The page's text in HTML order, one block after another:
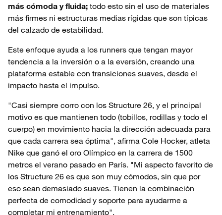
más cómoda y fluida; todo esto sin el uso de materiales
más firmes ni estructuras medias rígidas que son típicas
del calzado de estabilidad.
Este enfoque ayuda a los runners que tengan mayor
tendencia a la inversión o a la eversión, creando una
plataforma estable con transiciones suaves, desde el
impacto hasta el impulso.
"Casi siempre corro con los Structure 26, y el principal
motivo es que mantienen todo (tobillos, rodillas y todo el
cuerpo) en movimiento hacia la dirección adecuada para
que cada carrera sea óptima", afirma Cole Hocker, atleta
Nike que ganó el oro Olímpico en la carrera de 1500
metros el verano pasado en París. "Mi aspecto favorito de
los Structure 26 es que son muy cómodos, sin que por
eso sean demasiado suaves. Tienen la combinación
perfecta de comodidad y soporte para ayudarme a
completar mi entrenamiento".